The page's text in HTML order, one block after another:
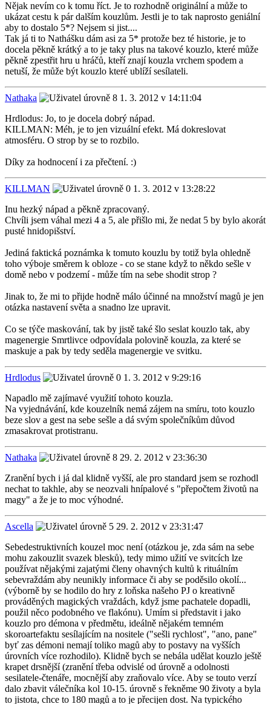
Nějak nevím co k tomu říct. Je to rozhodně originální a může to
ukázat cestu k pár dalším kouzlům. Jestli je to tak naprosto geniální
aby to dostalo 5*? Nejsem si jist....
Tak já ti to Nathášku dám asi za 5* protože bez té historie, je to
docela pěkně krátký a to je taky plus na takové kouzlo, které může
pěkně zpestřit hru u hráčů, kteří znají kouzla vrchem spodem a
netuší, že může být kouzlo které ublíží sesílateli.
Nathaka
1. 3. 2012 v 14:11:04
Hrdlodus: Jo, to je docela dobrý nápad.
KILLMAN: Méh, je to jen vizuální efekt. Má dokreslovat
atmosféru. O strop by se to rozbilo.
Díky za hodnocení i za přečtení. :)
KILLMAN
1. 3. 2012 v 13:28:22
Inu hezký nápad a pěkně zpracovaný.
Chvíli jsem váhal mezi 4 a 5, ale přišlo mi, že nedat 5 by bylo akorát
pusté hnidopišství.
Jediná faktická poznámka k tomuto kouzlu by totiž byla ohledně
toho výboje směrem k obloze - co se stane když to někdo sešle v
domě nebo v podzemí - může tím na sebe shodit strop ?
Jinak to, že mi to přijde hodně málo účinné na množství magů je jen
otázka nastavení světa a snadno lze upravit.
Co se týče maskování, tak by jistě také šlo seslat kouzlo tak, aby
magenergie Smrtlivce odpovídala polovině kouzla, za které se
maskuje a pak by tedy seděla magenergie ve svitku.
Hrdlodus
1. 3. 2012 v 9:29:16
Napadlo mě zajímavé využití tohoto kouzla.
Na vyjednávání, kde kouzelník nemá zájem na smíru, toto kouzlo
beze slov a gest na sebe sešle a dá svým společníkům důvod
zmasakrovat protistranu.
Nathaka
29. 2. 2012 v 23:36:30
Zranění bych i já dal klidně vyšší, ale pro standard jsem se rozhodl
nechat to takhle, aby se neozvali hnípalové s "přepočtem životů na
magy" a že je to moc výhodné.
Ascella
29. 2. 2012 v 23:31:47
Sebedestruktivních kouzel moc není (otázkou je, zda sám na sebe
mohu zakouzlit svazek blesků), tedy mimo užití ve svitcích lze
používat nějakými zajatými členy ohavných kultů k rituálním
sebevraždám aby neunikly informace či aby se poděsilo okolí...
(výborně by se hodilo do hry z loňska našeho PJ o kreativně
prováděných magických vraždách, když jsme pachatele dopadli,
použil něco podobného ve flakónu). Umím si představit i jako
kouzlo pro démona v předmětu, ideálně nějakém temném
skoroartefaktu sesílajícím na nositele ("sešli rychlost", "ano, pane"
byť zas démoni nemají toliko magů aby to postavy na vyšších
úrovních více rozhodilo). Klidně bych se nebála udělat kouzlo ještě
krapet drsnější (zranění třeba odvislé od úrovně a odolnosti
sesilatele-čtenáře, mocnější aby zraňovalo více. Aby se touto verzí
dalo zbavit válečníka kol 10-15. úrovně s řekněme 90 životy a byla
to jistota, chce to 180 magů a to je přecijen dost. Na typického